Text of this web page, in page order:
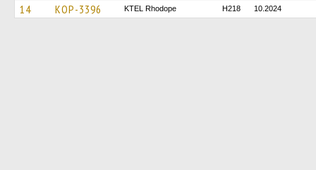
14 KOP-3396 KTEL Rhodope H218 10.2024